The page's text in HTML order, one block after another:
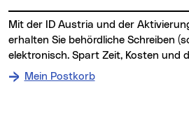
Mit der ID Austria und der Aktivierung von “Mein Postkorb”
erhalten Sie behördliche Schreiben
elektronisch. Spart Zeit, Kosten und
Mein Postkorb